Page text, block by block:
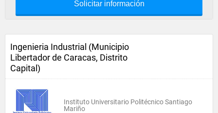
Solicitar información
Ingenieria Industrial (Municipio
Libertador de Caracas, Distrito
Capital)
Instituto Universitario Politécnico Santiago
Mariño